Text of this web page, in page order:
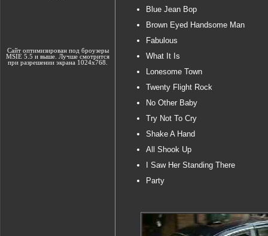
Сайт оптимизирован под броузеры
MSIE 5.5 и выше. Лучше смотрится
при разрешении экрана 1024х768.
Blue Jean Bop
Brown Eyed Handsome Man
Fabulous
What It Is
Lonesome Town
Twenty Flight Rock
No Other Baby
Try Not To Cry
Shake A Hand
All Shook Up
I Saw Her Standing There
Party